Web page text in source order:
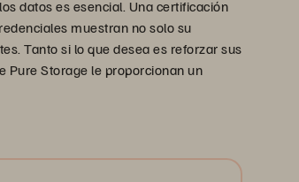
datos es esencial. Una certificación
muestran no solo su
Tanto si lo que desea es reforzar sus
Pure Storage le proporcionan un